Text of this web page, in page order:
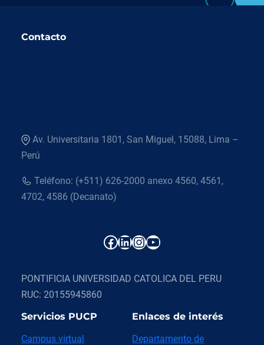
Contacto
Av. Universitaria 1801, San Miguel, 15088, Lima –
Perú
Teléfono: (+511) 626-2000 anexo 4560, 4561,
4702, 4586 (Decanato)
Facebook LinkedIn InstagramYouTube
PONTIFICIA UNIVERSIDAD CATOLICA DEL PERU
RUC: 20155945860
Servicios PUCP
Campus virtual
Enlaces de interés
Departamento de